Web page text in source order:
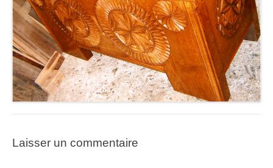
Laisser un commentaire